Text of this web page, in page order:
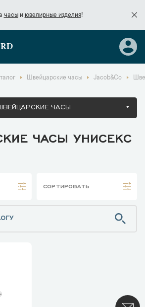
часыи ювелирные изделия!
часы
Швейцарские часы Jacob&Co
ЧАСЫ
ЧАСЫ УНИСЕКС
СОРТИРОВАТЬ